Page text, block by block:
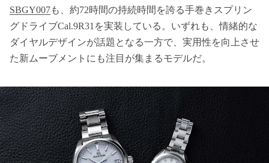
SBGY007も、約72時間の持続時間を誇る手巻きスプリン
グドライブCal.9R31を実装している。いずれも、情緒的な
ダイヤルデザインが話題となる一方で、実用性を向上させ
た新ムーブメントにも注目が集まるモデルだ。